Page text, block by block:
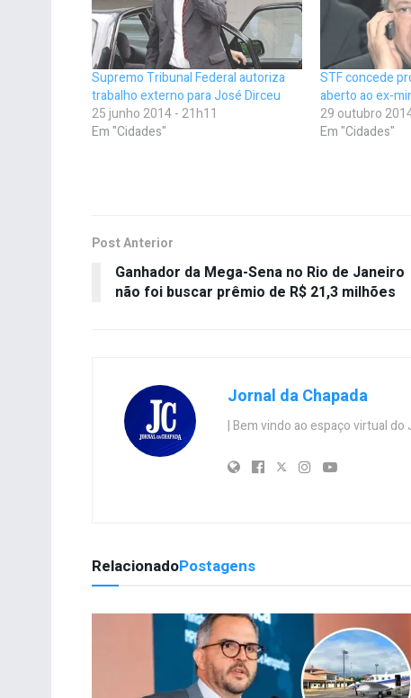
Supremo Tribunal Federal autoriza
trabalho externo para José Dirceu
25 junho 2014 - 21h11
Em "Cidades"
STF concede
aberto ao ex-
29 outubro
Em "Cidades"
Post Anterior
Ganhador da Mega-Sena no Rio de Janeiro
não foi buscar prêmio de R$ 21,3 milhões
Jornal da Chapada
| Bem vindo ao espaço virtual do
RelacionadoPostagens